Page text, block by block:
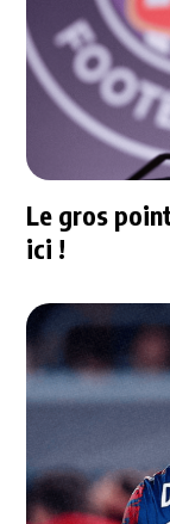
Le gros
ici !